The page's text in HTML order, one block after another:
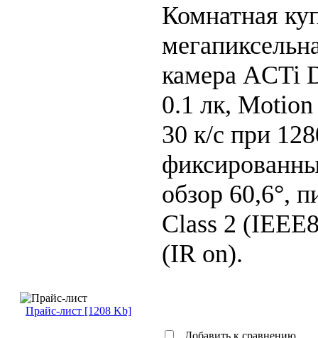
Прайс-лист [1208 Kb]
Комнатная
камера ACTi
0.1 лк,
30 к/с при
обзор 60,6°,
Class 2
(IR on).
Добавить к сравнению